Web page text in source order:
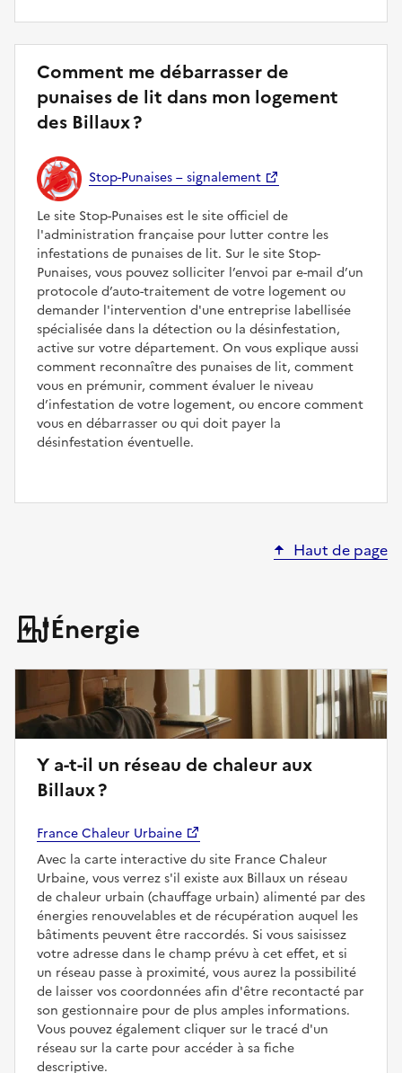
Comment me débarrasser de
punaises de lit dans mon logement
des Billaux ?
Stop-Punaises – signalement
Le site Stop-Punaises est le site officiel de
l'administration française pour lutter contre les
infestations de punaises de lit. Sur le site Stop-
Punaises, vous pouvez solliciter l’envoi par e-mail d’un
protocole d’auto-traitement de votre logement ou
demander l'intervention d'une entreprise labellisée
spécialisée dans la détection ou la désinfestation,
active sur votre département. On vous explique aussi
comment reconnaître des punaises de lit, comment
vous en prémunir, comment évaluer le niveau
d’infestation de votre logement, ou encore comment
vous en débarrasser ou qui doit payer la
désinfestation éventuelle.
Haut de page
Énergie
Y a-t-il un réseau de chaleur aux
Billaux ?
France Chaleur Urbaine
Avec la carte interactive du site France Chaleur
Urbaine, vous verrez s'il existe aux Billaux un réseau
de chaleur urbain (chauffage urbain) alimenté par des
énergies renouvelables et de récupération auquel les
bâtiments peuvent être raccordés. Si vous saisissez
votre adresse dans le champ prévu à cet effet, et si
un réseau passe à proximité, vous aurez la possibilité
de laisser vos coordonnées afin d'être recontacté par
son gestionnaire pour de plus amples informations.
Vous pouvez également cliquer sur le tracé d'un
réseau sur la carte pour accéder à sa fiche
descriptive.